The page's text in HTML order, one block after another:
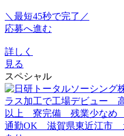
＼最短45秒で完了／
応募へ進む
詳しく
見る
スペシャル